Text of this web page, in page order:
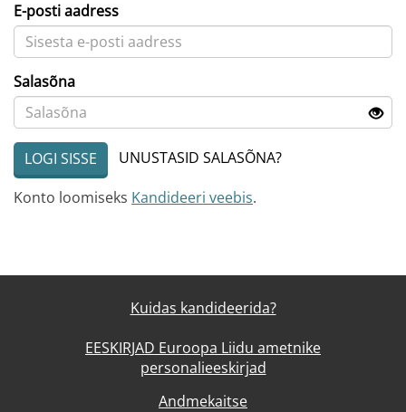
E-posti aadress
Salasõna
LOGI SISSE
UNUSTASID SALASÕNA?
Konto loomiseks Kandideeri veebis.
Kuidas kandideerida?
EESKIRJAD Euroopa Liidu ametnike
personalieeskirjad
Andmekaitse